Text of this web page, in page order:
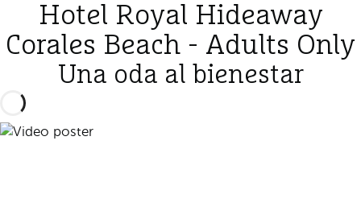
Hotel Royal Hideaway
Corales Beach - Adults Only
Una oda al bienestar
Reproducir vídeo